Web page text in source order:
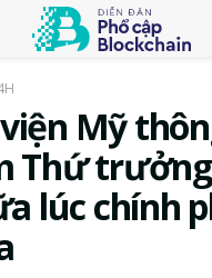
Mỹ
Thứ
lúc chính